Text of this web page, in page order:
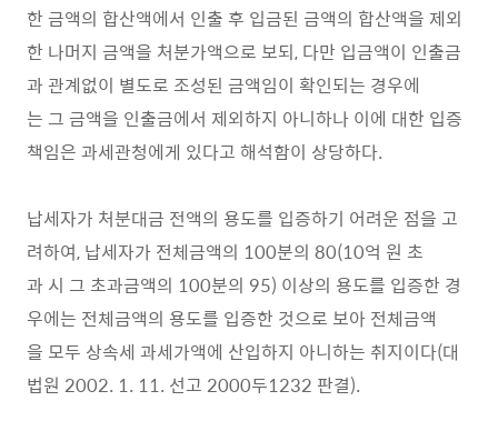
한 금액의 합산액에서 인출 후 입금된 금액의 합산액을 제외
한 나머지 금액을 처분가액으로 보되, 다만 입금액이 인출금
과 관계없이 별도로 조성된 금액임이 확인되는 경우에
는 그 금액을 인출금에서 제외하지 아니하나 이에 대한 입증
책임은 과세관청에게 있다고 해석함이 상당하다.
납세자가 처분대금 전액의 용도를 입증하기 어려운 점을 고
려하여, 납세자가 전체금액의 100분의 80(10억 원 초
과 시 그 초과금액의 100분의 95) 이상의 용도를 입증한 경
우에는 전체금액의 용도를 입증한 것으로 보아 전체금액
을 모두 상속세 과세가액에 산입하지 아니하는 취지이다(대
법원 2002. 1. 11. 선고 2000두1232 판결).